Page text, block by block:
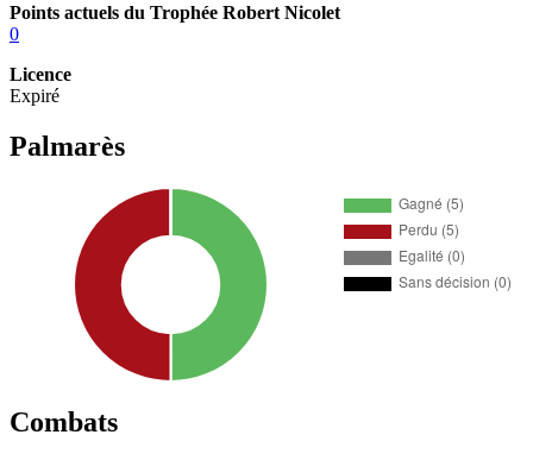
Points actuels du Trophée Robert Nicolet
0
Licence
Expiré
Palmarès
Combats